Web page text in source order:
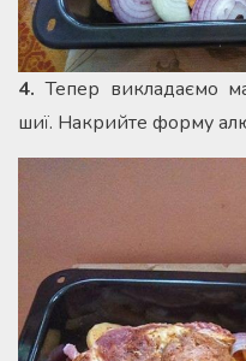
4. Тепер викладаємо
шиї. Накрийте форму